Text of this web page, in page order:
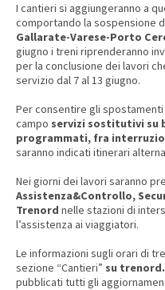
I cantieri si aggiungeranno a
comportando la sospensione
Gallarate-Varese-Porto
giugno i treni riprenderanno
per la conclusione dei lavori
servizio dal 7 al 13 giugno.
Per consentire gli
campo servizi sostitutivi su
programmati, fra
saranno indicati itinerari
Nei giorni dei lavori saranno
Assistenza&Controllo,
Trenord nelle stazioni di
l’assistenza ai viaggiatori.
Le informazioni sugli orari di
sezione “Cantieri” su
pubblicati tutti gli